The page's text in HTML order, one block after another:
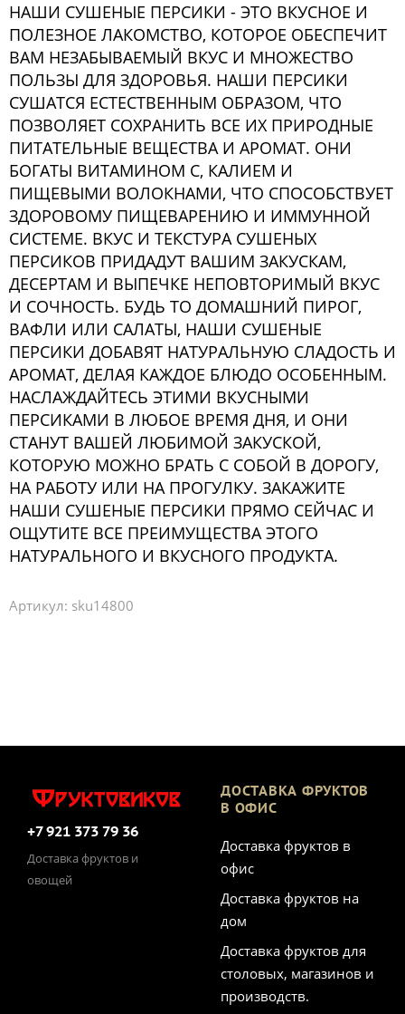
НАШИ СУШЕНЫЕ ПЕРСИКИ - ЭТО ВКУСНОЕ И
ПОЛЕЗНОЕ ЛАКОМСТВО, КОТОРОЕ ОБЕСПЕЧИТ
ВАМ НЕЗАБЫВАЕМЫЙ ВКУС И МНОЖЕСТВО
ПОЛЬЗЫ ДЛЯ ЗДОРОВЬЯ. НАШИ ПЕРСИКИ
СУШАТСЯ ЕСТЕСТВЕННЫМ ОБРАЗОМ, ЧТО
ПОЗВОЛЯЕТ СОХРАНИТЬ ВСЕ ИХ ПРИРОДНЫЕ
ПИТАТЕЛЬНЫЕ ВЕЩЕСТВА И АРОМАТ. ОНИ
БОГАТЫ ВИТАМИНОМ C, КАЛИЕМ И
ПИЩЕВЫМИ ВОЛОКНАМИ, ЧТО СПОСОБСТВУЕТ
ЗДОРОВОМУ ПИЩЕВАРЕНИЮ И ИММУННОЙ
СИСТЕМЕ. ВКУС И ТЕКСТУРА СУШЕНЫХ
ПЕРСИКОВ ПРИДАДУТ ВАШИМ ЗАКУСКАМ,
ДЕСЕРТАМ И ВЫПЕЧКЕ НЕПОВТОРИМЫЙ ВКУС
И СОЧНОСТЬ. БУДЬ ТО ДОМАШНИЙ ПИРОГ,
ВАФЛИ ИЛИ САЛАТЫ, НАШИ СУШЕНЫЕ
ПЕРСИКИ ДОБАВЯТ НАТУРАЛЬНУЮ СЛАДОСТЬ И
АРОМАТ, ДЕЛАЯ КАЖДОЕ БЛЮДО ОСОБЕННЫМ.
НАСЛАЖДАЙТЕСЬ ЭТИМИ ВКУСНЫМИ
ПЕРСИКАМИ В ЛЮБОЕ ВРЕМЯ ДНЯ, И ОНИ
СТАНУТ ВАШЕЙ ЛЮБИМОЙ ЗАКУСКОЙ,
КОТОРУЮ МОЖНО БРАТЬ С СОБОЙ В ДОРОГУ,
НА РАБОТУ ИЛИ НА ПРОГУЛКУ. ЗАКАЖИТЕ
НАШИ СУШЕНЫЕ ПЕРСИКИ ПРЯМО СЕЙЧАС И
ОЩУТИТЕ ВСЕ ПРЕИМУЩЕСТВА ЭТОГО
НАТУРАЛЬНОГО И ВКУСНОГО ПРОДУКТА.
Артикул: sku14800
+7 921 373 79 36
Доставка фруктов и
овощей
ДОСТАВКА ФРУКТОВ
В ОФИС
Доставка фруктов в
офис
Доставка фруктов на
дом
Доставка фруктов для
столовых, магазинов и
производств.